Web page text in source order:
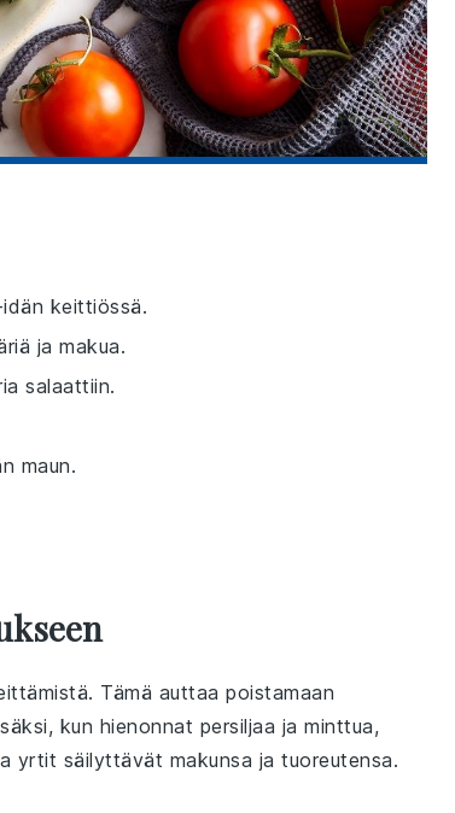
keittiössä.
ja makua.
salaattiin.
maun.
Tämä auttaa poistamaan
kun hienonnat persiljaa ja minttua,
yrtit säilyttävät makunsa ja tuoreutensa.